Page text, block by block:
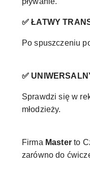
✅ ŁATWY
Po spuszczeniu
✅
Sprawdzi się w
młodzieży.
Firma Masterto
zarówno do